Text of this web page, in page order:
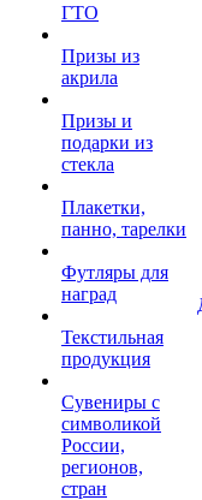
ГТО
Призы из
акрила
Призы и
подарки из
стекла
Плакетки,
панно, тарелки
Футляры для
наград
Текстильная
продукция
Сувениры с
символикой
России,
регионов,
стран